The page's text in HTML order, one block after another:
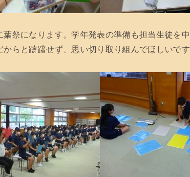
葉祭になります。学年発表の準備も担当生徒を
らと躊躇せず、思い切り取り組んでほしいです